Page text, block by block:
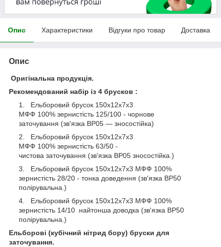
Опис Характеристики Відгуки про товар Доставка
Опис
Оригінальна продукція.
Рекомендований набір із 4 брусков :
Ельборовий брусок 150х12х7х3
МФФ 100% зернистість 125/100 - чорнове
заточування (зв'язка ВР05 — зносостійка)
Ельборовий брусок 150х12х7х3
МФФ 100% зернистість 63/50 -
чистова заточування (зв'язка ВР05 зносостійка.)
Ельборовий брусок 150х12х7х3 МФФ 100%
зернистість 28/20 - тонка доведення (зв'язка ВР50
полірувальна.)
Ельборовий брусок 150х12х7х3 МФФ 100%
зернистість 14/10 найтонша доводка (зв'язка ВР50
полірувальна.)
Ельборові (кубічний нітрид бору) бруски для
заточування.